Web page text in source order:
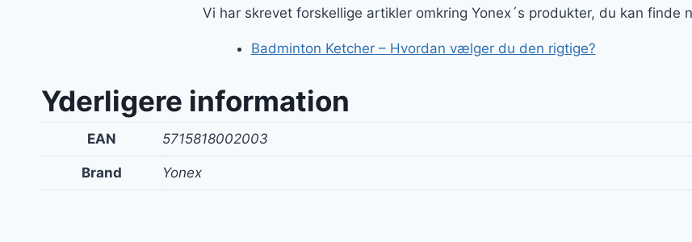
Vi har skrevet forskellige artikler omkring Yonex´s produkter, du kan finde
Badminton Ketcher – Hvordan vælger du den rigtige?
Yderligere information
EAN 5715818002003
Brand Yonex